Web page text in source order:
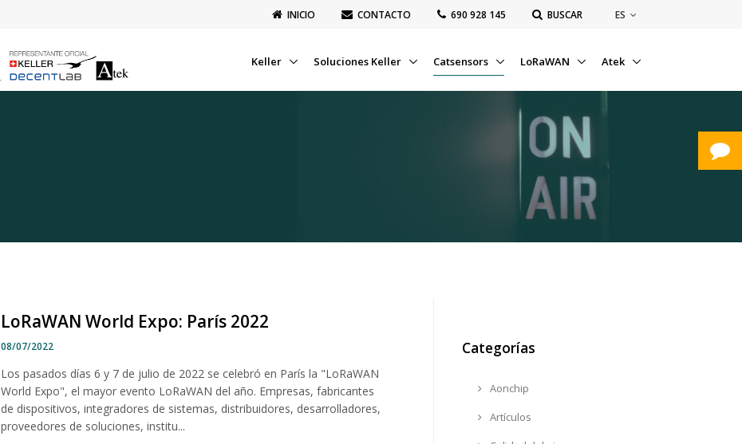
INICIO CONTACTO ‭690 928 145‬ BUSCAR ES
Keller Soluciones Keller Catsensors LoRaWAN Atek
LoRaWAN World Expo: París 2022
08/07/2022
Los pasados días 6 y 7 de julio de 2022 se celebró en París la "LoRaWAN
World Expo", el mayor evento LoRaWAN del año. Empresas, fabricantes
de dispositivos, integradores de sistemas, distribuidores, desarrolladores,
proveedores de soluciones, institu...
Categorías
Aonchip
Artículos